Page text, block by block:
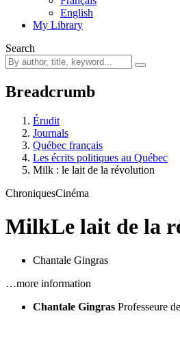
English
My Library
Search
Breadcrumb
Érudit
Journals
Québec français
Les écrits politiques au Québec
Milk : le lait de la révolution
ChroniquesCinéma
MilkLe lait de la
Chantale Gingras
…more information
Chantale Gingras Professeure